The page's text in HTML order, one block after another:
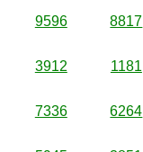
9596 8817
3912 1181
7336 6264